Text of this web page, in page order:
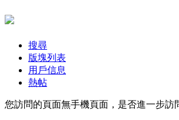
搜尋
版塊列表
用戶信息
熱帖
您訪問的頁面無手機頁面，是否進一步訪